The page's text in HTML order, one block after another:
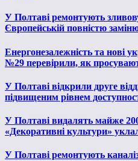
У Полтаві ремонтують
Європейській повністю
Енергонезалежність та нові
№29 перевірили, як
У Полтаві відкрили друге
підвищеним рівнем
У Полтаві видалять майже
«Декоративні культури»
У Полтаві ремонтують